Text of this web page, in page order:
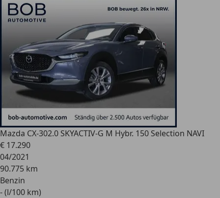
Mazda CX-302.0 SKYACTIV-G M Hybr. 150 Selection NAVI
€ 17.290
04/2021
90.775 km
Benzin
- (l/100 km)